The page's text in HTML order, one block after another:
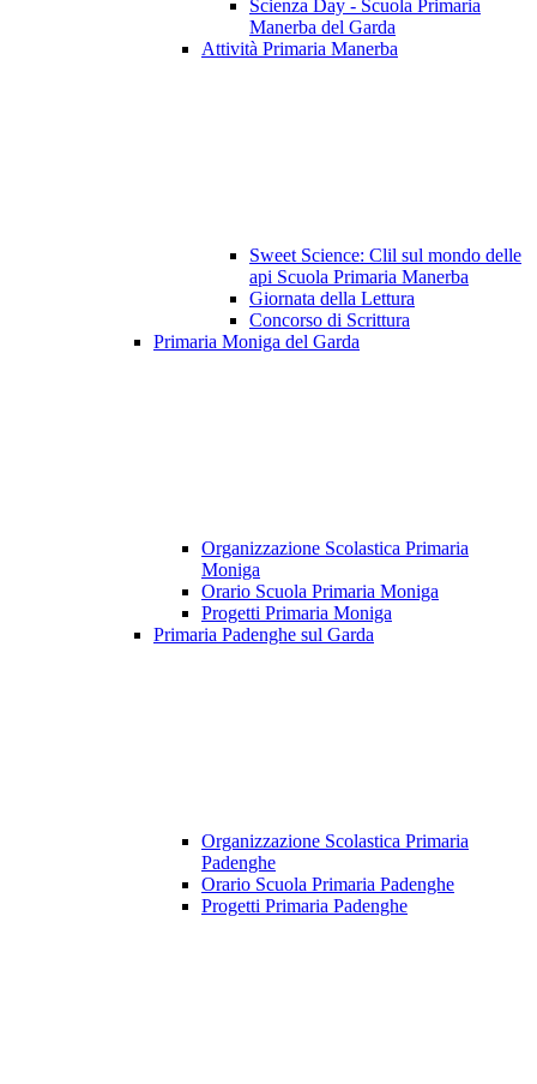
Scienza Day - Scuola Primaria
Manerba del Garda
Attività Primaria Manerba
Sweet Science: Clil sul mondo delle
api Scuola Primaria Manerba
Giornata della Lettura
Concorso di Scrittura
Primaria Moniga del Garda
Organizzazione Scolastica Primaria
Moniga
Orario Scuola Primaria Moniga
Progetti Primaria Moniga
Primaria Padenghe sul Garda
Organizzazione Scolastica Primaria
Padenghe
Orario Scuola Primaria Padenghe
Progetti Primaria Padenghe